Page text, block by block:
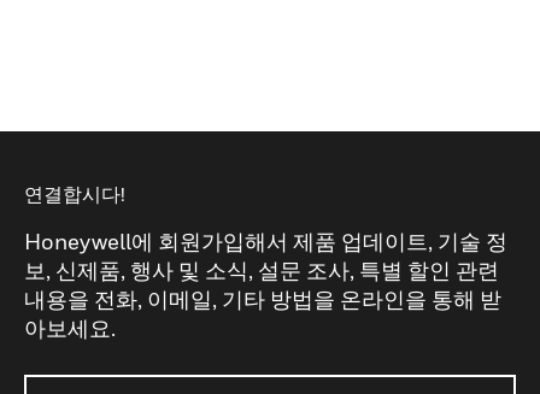
연결합시다!
Honeywell에 회원가입해서 제품 업데이트, 기술 정
보, 신제품, 행사 및 소식, 설문 조사, 특별 할인 관련
내용을 전화, 이메일, 기타 방법을 온라인을 통해 받
아보세요.